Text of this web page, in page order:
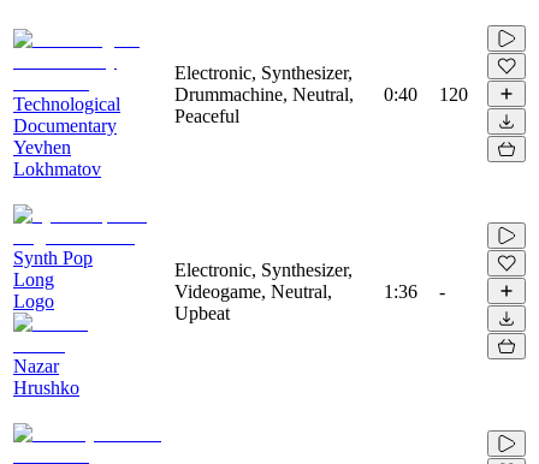
Technological
Documentary
Yevhen
Lokhmatov
Electronic, Synthesizer,
Drummachine, Neutral,
Peaceful
0:40 120
Synth Pop
Long
Logo
Nazar
Hrushko
Electronic, Synthesizer,
Videogame, Neutral,
Upbeat
1:36 -